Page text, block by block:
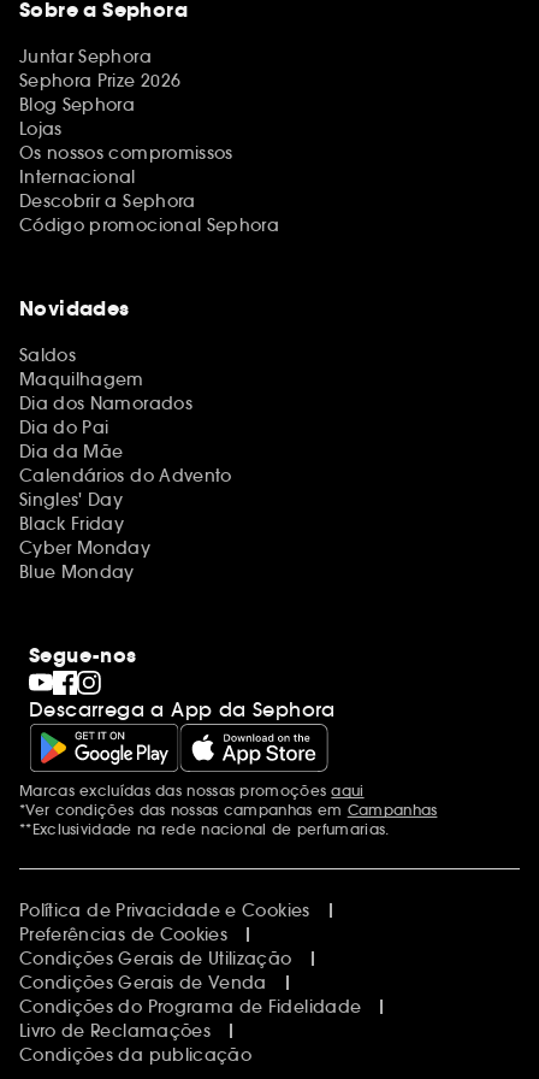
Sobre a Sephora
Juntar Sephora
Sephora Prize 2026
Blog Sephora
Lojas
Os nossos compromissos
Internacional
Descobrir a Sephora
Código promocional Sephora
Novidades
Saldos
Maquilhagem
Dia dos Namorados
Dia do Pai
Dia da Mãe
Calendários do Advento
Singles' Day
Black Friday
Cyber Monday
Blue Monday
Segue-nos
Descarrega a App da Sephora
Menções adicionais
Marcas excluídas das nossas promoçõesaqui
*Ver condições das nossas campanhas em Campanhas
**Exclusividade na rede nacional de perfumarias.
Política de Privacidade e Cookies
Preferências de Cookies
Condições Gerais de Utilização
Condições Gerais de Venda
Condições do Programa de Fidelidade
Livro de Reclamações
Condições da publicação